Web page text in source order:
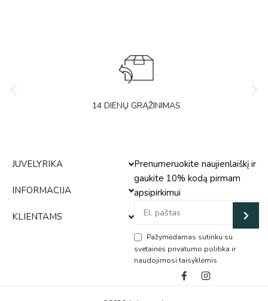
14 DIENŲ GRĄŽINIMAS
JUVELYRIKA
INFORMACIJA
KLIENTAMS
Prenumeruokite naujienlaiškį ir
gaukite 10% kodą pirmam
apsipirkimui
Pažymėdamas sutinku su
svetainės privatumo politika ir
naudojimosi taisyklėmis
Alternative: